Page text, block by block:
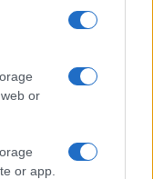
or
or app.